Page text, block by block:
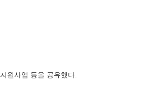
원사업 등을 공유했다.